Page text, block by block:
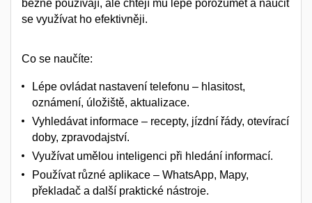
běžně používají, ale chtějí mu lépe porozuměta naučit
se využívat ho efektivněji.
Co se naučíte:
Lépe ovládat nastavení telefonu – hlasitost,
oznámení, úložiště, aktualizace.
Vyhledávat informace – recepty, jízdní řády, otevírací
doby, zpravodajství.
Využívat umělou inteligenci při hledání informací.
Používat různé aplikace – WhatsApp, Mapy,
překladač a další praktické nástroje.